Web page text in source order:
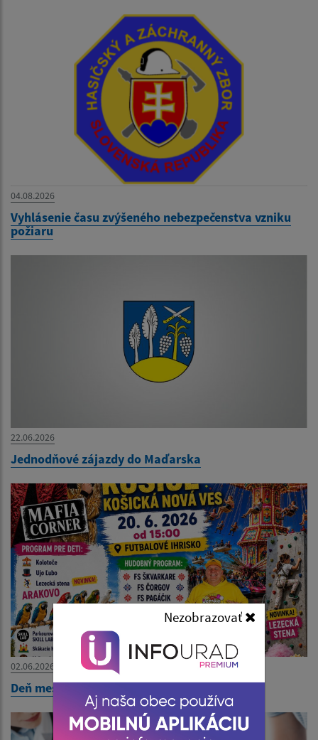
04.08.2026
Vyhlásenie času zvýšeného nebezpečenstva vzniku
požiaru
22.06.2026
Jednodňové zájazdy do Maďarska
02.06.2026
Deň mestskej časti - Pozvánka
Nezobrazovať